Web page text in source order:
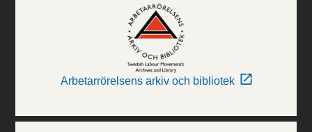
Arbetarrörelsens arkiv och bibliotek